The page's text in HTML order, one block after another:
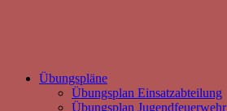
Übungspläne
Übungsplan Einsatzabteilung
Übungsplan Jugendfeuerwehr